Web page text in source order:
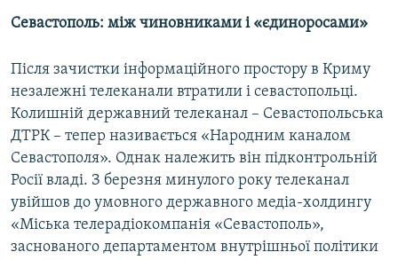
Севастополь: між чиновниками і «єдиноросами»
Після зачистки інформаційного простору в Криму
незалежні телеканали втратили і севастопольці.
Колишній державний телеканал – Севастопольська
ДТРК – тепер називається «Народним каналом
Севастополя». Однак належить він підконтрольній
Росії владі. З березня минулого року телеканал
увійшов до умовного державного медіа-холдингу
«Міська телерадіокомпанія «Севастополь»,
заснованого департаментом внутрішньої політики